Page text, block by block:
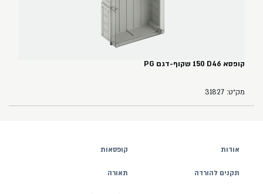
קופסא ‏46‏D‏ ‏150‏ שקוף-דגם PG
מק״ט: 31827
אודות
תקנים להורדה
קופסאות
תאורה